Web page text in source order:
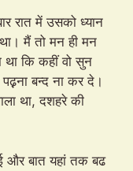
रात में उसको ध्यान
मैं तो मन ही मन
था कि कहीं वो सुन
बन्द ना कर दे।
था, दशहरे की
और बात यहां तक बढ